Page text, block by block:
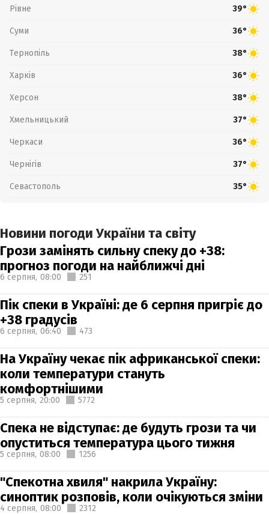
Рівне 39°
Суми 36°
Тернопіль 38°
Харків 36°
Херсон 38°
Хмельницький 37°
Черкаси 36°
Чернігів 37°
Севастополь 35°
Новини погоди України та світу
Грози замінять сильну спеку до +38:
прогноз погоди на найближчі дні
6 серпня, 08:00 251
Пік спеки в Україні: де 6 серпня пригріє до
+38 градусів
6 серпня, 06:40 473
На Україну чекає пік африканської спеки:
коли температури стануть
комфортнішими
5 серпня, 20:00 5772
Спека не відступає: де будуть грози та чи
опуститься температура цього тижня
5 серпня, 08:00 1256
"Спекотна хвиля" накрила Україну:
синоптик розповів, коли очікуються зміни
4 серпня, 08:00 2312